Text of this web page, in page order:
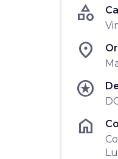
category
place
stars
home